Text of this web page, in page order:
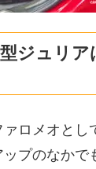
ジュリ
ァロメオとし
ップのなかで